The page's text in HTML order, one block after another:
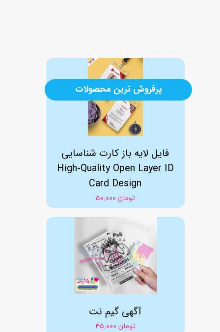
فایل لایه باز کارت شناسایی
High-Quality Open Layer ID
Card Design
۵۰,۰۰۰ تومان
آگهی گیم نت
۴۵,۰۰۰ تومان
پرفروش ترین محصولات